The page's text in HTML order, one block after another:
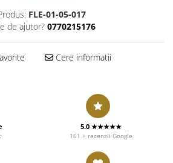
FLE-01-05-017
de ajutor? 0770215176
Cere informatii
5.0 ★★★★★
161 + recenzii Google